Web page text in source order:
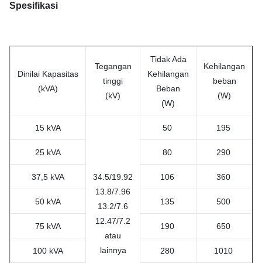
Spesifikasi
Dinilai Kapasitas
(kVA)
Tegangan
tinggi
(kV)
Tidak Ada
Kehilangan
Beban
(W)
Kehilangan
beban
(W)
15 kVA
34.5/19.92
13.8/7.96
13.2/7.6
12.47/7.2
atau
lainnya
50 195
25 kVA 80 290
37,5 kVA 106 360
50 kVA 135 500
75 kVA 190 650
100 kVA 280 1010